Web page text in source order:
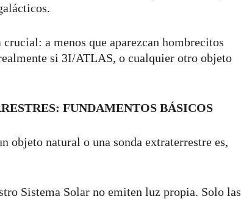
a menos que aparezcan hombrecitos
si 3I/ATLAS, o cualquier otro objeto
FUNDAMENTOS BÁSICOS
objeto natural o una sonda extraterrestre es,
Sistema Solar no emiten luz propia. Solo las